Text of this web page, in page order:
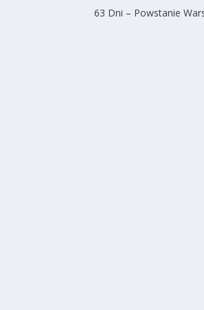
63 Dni – Powstanie